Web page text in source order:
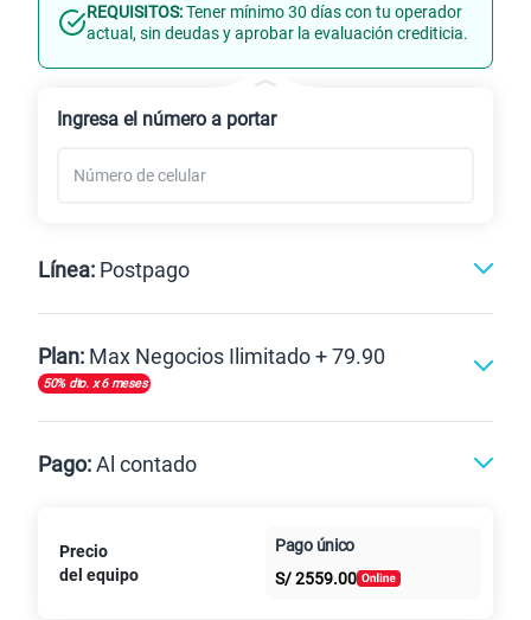
Línea Nueva Portabilidad
REQUISITOS:Tener mínimo 30 días con tu operador
actual, sin deudas y aprobar la evaluación crediticia.
Ingresa el número a portar
Línea: Postpago
Postpago
Plan: Max Negocios Ilimitado + 79.90
50% dto. x 6 meses
Paga solo
125GBen alta velocidad
S/79.90 S/
50% dto. x 6 meses
Pago:Al contado
Al contado Cuotas Claro
intereses
Precio
del equipo
Pago único
S/2559.00